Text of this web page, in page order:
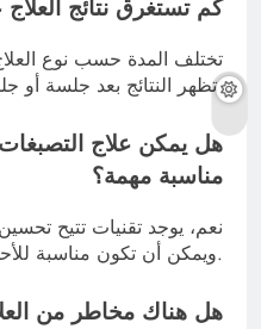
كم تستغرق نتائج العلاج
تختلف المدة حسب نوع
تظهر النتائج بعد جلسة أو جلستين.
هل يمكن علاج
مناسبة مهمة؟
نعم، يوجد تقنيات تتيح
ويمكن أن تكون مناسبة للأحداث المهمة.
هل هناك مخاطر من